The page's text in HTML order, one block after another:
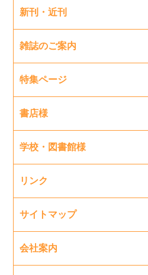
新刊・近刊
雑誌のご案内
特集ページ
書店様
学校・図書館様
リンク
サイトマップ
会社案内